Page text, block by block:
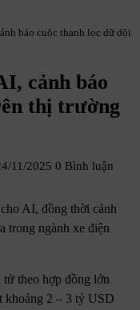
báo cuộc thanh lọc dữ dội
cảnh báo
thị trường
11/2025 0 Bình luận
AI, đồng thời cảnh
trong ngành xe điện
theo hợp đồng lớn
khoảng 2 – 3 tỷ USD